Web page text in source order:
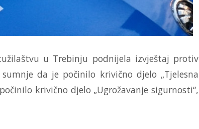
u Trebinju podnijela izvještaj protiv
da je počinilo krivično djelo „Tjelesna
krivično djelo „Ugrožavanje sigurnosti“,